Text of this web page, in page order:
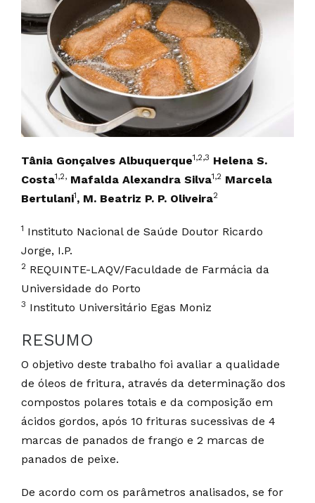
Tânia Gonçalves Albuquerque1,2,3 Helena S.
Costa1,2, Mafalda Alexandra Silva1,2 Marcela
Bertulani1, M. Beatriz P. P. Oliveira2
1 Instituto Nacional de Saúde Doutor Ricardo
Jorge, I.P.
2 REQUINTE-LAQV/Faculdade de Farmácia da
Universidade do Porto
3 Instituto Universitário Egas Moniz
RESUMO
O objetivo deste trabalho foi avaliar a qualidade
de óleos de fritura, através da determinação dos
compostos polares totais e da composição em
ácidos gordos, após 10 frituras sucessivas de 4
marcas de panados de frango e 2 marcas de
panados de peixe.
De acordo com os parâmetros analisados, se for